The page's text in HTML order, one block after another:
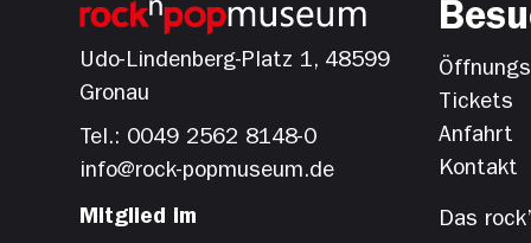
Udo-Lindenberg-Platz 1, 48599
Gronau
Tel.: 0049 2562 8148-0
info@rock-popmuseum.de
Mitglied im
Tickets
Anfahrt
Kontakt
Das